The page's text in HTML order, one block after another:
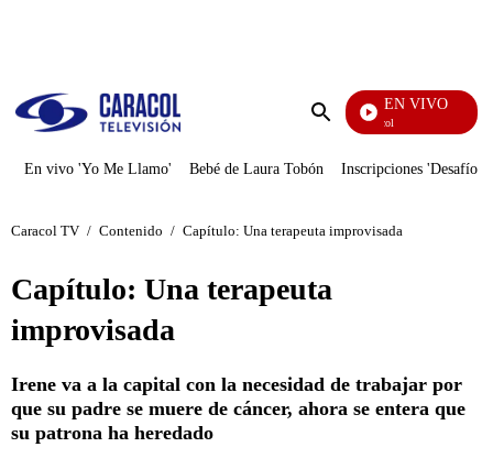
Enviar
EN VIVO
Noticias Caracol
En vivo 'Yo Me Llamo' Bebé de Laura Tobón Inscripciones 'Desafío'
Caracol TV / Contenido / Capítulo: Una terapeuta improvisada
Capítulo: Una terapeuta
improvisada
Irene va a la capital con la necesidad de trabajar por
que su padre se muere de cáncer, ahora se entera que
su patrona ha heredado